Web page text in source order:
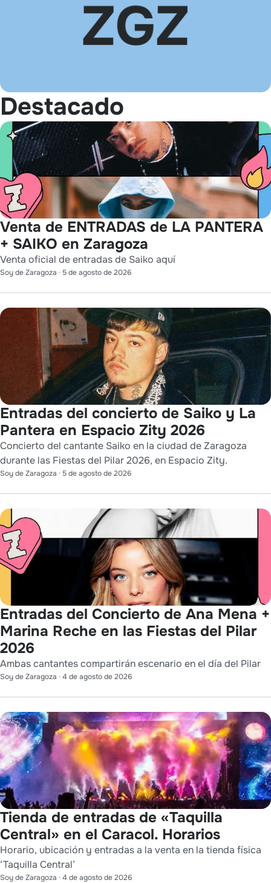
Destacado
Venta de ENTRADAS de LA PANTERA
+ SAIKO en Zaragoza
Venta oficial de entradas de Saiko aquí
Soy de Zaragoza · 5 de agosto de 2026
Entradas del concierto de Saiko y La
Pantera en Espacio Zity 2026
Concierto del cantante Saiko en la ciudad de Zaragoza
durante las Fiestas del Pilar 2026, en Espacio Zity.
Soy de Zaragoza · 5 de agosto de 2026
Entradas del Concierto de Ana Mena +
Marina Reche en las Fiestas del Pilar
2026
Ambas cantantes compartirán escenario en el día del Pilar
Soy de Zaragoza · 4 de agosto de 2026
Tienda de entradas de «Taquilla
Central» en el Caracol. Horarios
Horario, ubicación y entradas a la venta en la tienda física
‘Taquilla Central’
Soy de Zaragoza · 4 de agosto de 2026